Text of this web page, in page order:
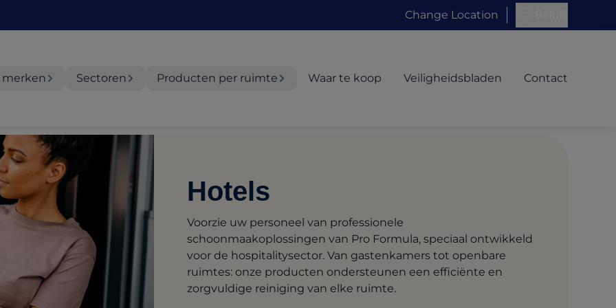
Change Location
merken Sectoren Producten per ruimte Waar te koop Veiligheidsbladen Contact
Hotels
Voorzie uw personeel van professionele
schoonmaakoplossingen van Pro Formula, speciaal ontwikkeld
voor de hospitalitysector. Van gastenkamers tot openbare
ruimtes: onze producten ondersteunen een efficiënte en
zorgvuldige reiniging van elke ruimte.